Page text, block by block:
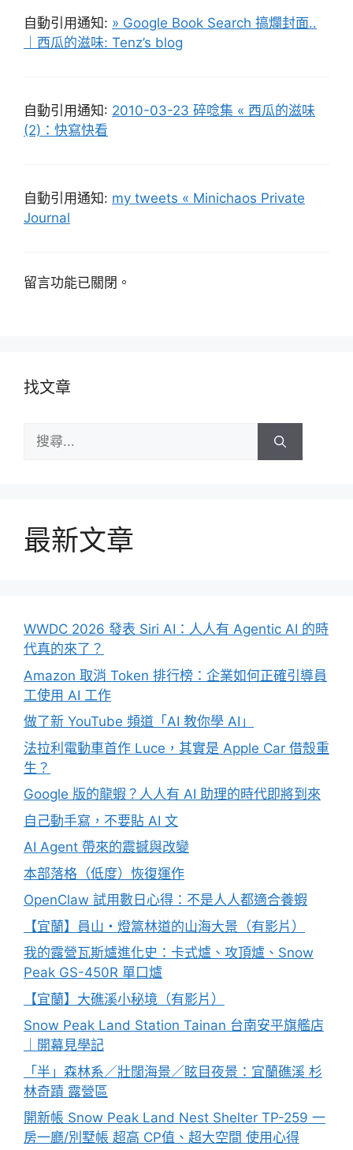
自動引用通知: » Google Book Search 搞爛封面..
｜西瓜的滋味: Tenz’s blog
自動引用通知: 2010-03-23 碎唸集 « 西瓜的滋味
(2)：快寫快看
自動引用通知: my tweets « Minichaos Private
Journal
留言功能已關閉。
找文章
尋:
最新文章
WWDC 2026 發表 Siri AI：人人有 Agentic AI 的時
代真的來了？
Amazon 取消 Token 排行榜：企業如何正確引導員
工使用 AI 工作
做了新 YouTube 頻道「AI 教你學 AI」
法拉利電動車首作 Luce，其實是 Apple Car 借殼重
生？
Google 版的龍蝦？人人有 AI 助理的時代即將到來
自己動手寫，不要貼 AI 文
AI Agent 帶來的震撼與改變
本部落格（低度）恢復運作
OpenClaw 試用數日心得：不是人人都適合養蝦
【宜蘭】員山・燈篙林道的山海大景（有影片）
我的露營瓦斯爐進化史：卡式爐、攻頂爐、Snow
Peak GS-450R 單口爐
【宜蘭】大礁溪小秘境（有影片）
Snow Peak Land Station Tainan 台南安平旗艦店
｜開幕見學記
「半」森林系／壯闊海景／眩目夜景：宜蘭礁溪 杉
林奇蹟 露營區
開新帳 Snow Peak Land Nest Shelter TP-259 一
房一廳/別墅帳 超高 CP值、超大空間 使用心得